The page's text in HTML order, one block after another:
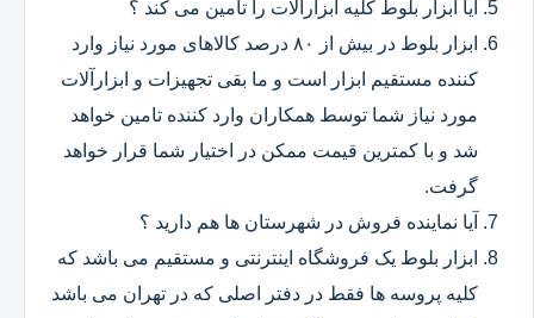
آیا ابزار بلوط کلیه ابزارآلات را تامین می کند ؟
ابزار بلوط در بیش از ۸۰ درصد کالاهای مورد نیاز وارد
کننده مستقیم ابزار است و ما بقی تجهیزات و ابزارآلات
مورد نیاز شما توسط همکاران وارد کننده تامین خواهد
شد و با کمترین قیمت ممکن در اختیار شما قرار خواهد
گرفت.
آیا نماینده فروش در شهرستان ها هم دارید ؟
ابزار بلوط یک فروشگاه اینترنتی و مستقیم می باشد که
کلیه پروسه ها فقط در دفتر اصلی که در تهران می باشد